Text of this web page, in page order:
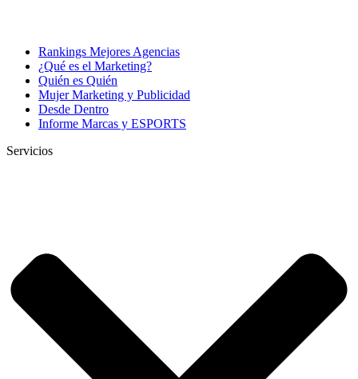
Rankings Mejores Agencias
¿Qué es el Marketing?
Quién es Quién
Mujer Marketing y Publicidad
Desde Dentro
Informe Marcas y ESPORTS
Servicios